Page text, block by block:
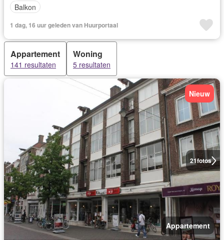
Balkon
1 dag, 16 uur geleden van Huurportaal
Appartement
141 resultaten
Woning
5 resultaten
21fotos
Nieuw
Appartement